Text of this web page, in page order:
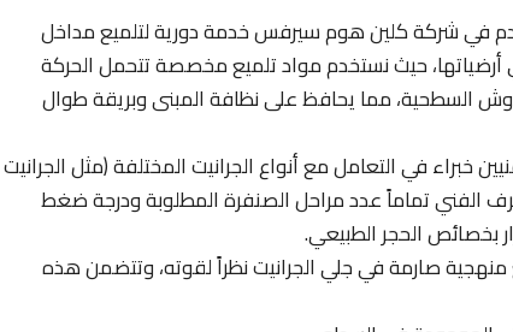
في شركة كلين هوم سيرفس خدمة دورية لتلميع مداخل
أرضياتها، حيث نستخدم مواد تلميع مخصصة تتحمل الحركة
السطحية، مما يحافظ على نظافة المبنى وبريقة طوال
خبراء في التعامل مع أنواع الجرانيت المختلفة (مثل الجرانيت
الفني تماماً عدد مراحل الصنفرة المطلوبة ودرجة ضغط
بخصائص الحجر الطبيعي.
منهجية صارمة في جلي الجرانيت نظراً لقوته، وتتضمن هذه